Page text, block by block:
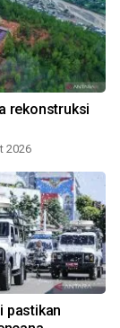
rekonstruksi
2026
pastikan